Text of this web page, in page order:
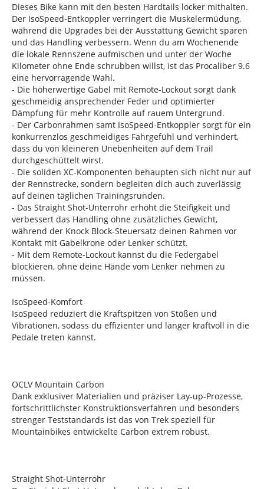
Dieses Bike kann mit den besten Hardtails locker mithalten.
Der IsoSpeed-Entkoppler verringert die Muskelermüdung,
während die Upgrades bei der Ausstattung Gewicht sparen
und das Handling verbessern. Wenn du am Wochenende
die lokale Rennszene aufmischen und unter der Woche
Kilometer ohne Ende schrubben willst, ist das Procaliber 9.6
eine hervorragende Wahl.
- Die höherwertige Gabel mit Remote-Lockout sorgt dank
geschmeidig ansprechender Feder und optimierter
Dämpfung für mehr Kontrolle auf rauem Untergrund.
- Der Carbonrahmen samt IsoSpeed-Entkoppler sorgt für ein
konkurrenzlos geschmeidiges Fahrgefühl und verhindert,
dass du von kleineren Unebenheiten auf dem Trail
durchgeschüttelt wirst.
- Die soliden XC-Komponenten behaupten sich nicht nur auf
der Rennstrecke, sondern begleiten dich auch zuverlässig
auf deinen täglichen Trainingsrunden.
- Das Straight Shot-Unterrohr erhöht die Steifigkeit und
verbessert das Handling ohne zusätzliches Gewicht,
während der Knock Block-Steuersatz deinen Rahmen vor
Kontakt mit Gabelkrone oder Lenker schützt.
- Mit dem Remote-Lockout kannst du die Federgabel
blockieren, ohne deine Hände vom Lenker nehmen zu
müssen.
IsoSpeed-Komfort
IsoSpeed reduziert die Kraftspitzen von Stößen und
Vibrationen, sodass du effizienter und länger kraftvoll in die
Pedale treten kannst.
OCLV Mountain Carbon
Dank exklusiver Materialien und präziser Lay-up-Prozesse,
fortschrittlichster Konstruktionsverfahren und besonders
strenger Teststandards ist das von Trek speziell für
Mountainbikes entwickelte Carbon extrem robust.
Straight Shot-Unterrohr